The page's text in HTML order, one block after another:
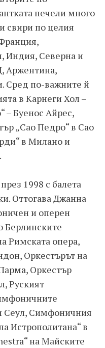
печели много
свири по целия
Индия, Северна и
Аржентина,
Сред по-важните й
в Карнеги Хол –
– Буенос Айрес,
„Сао Педро“ в Сао
в Милано и
1998 с балета
Оттогава Джанна
и оперен
Берлинските
Римската опера,
Оркестърът на
Оркестър
Руският
Сеул, Симфоничния
Истрополитана“ в
на Майските